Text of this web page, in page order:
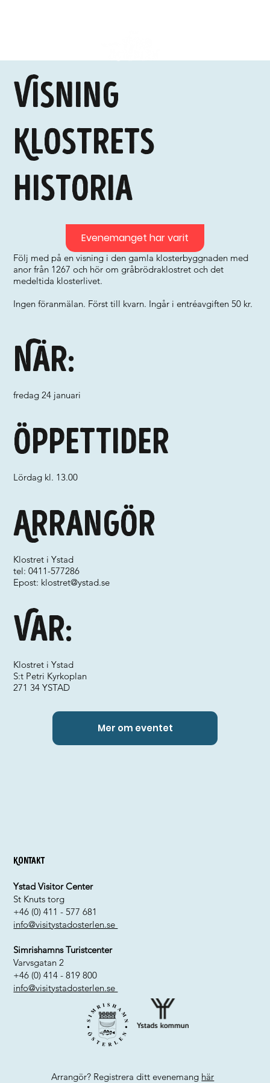
Visning
Klostrets
historia
Följ med på en visning i den gamla klosterbyggnaden med
anor från 1267 och hör om gråbrödraklostret och det
medeltida klosterlivet.
Ingen föranmälan. Först till kvarn. Ingår i entréavgiften 50 kr.
När:
fredag 24 januari
Var:
Arrangör
Klostret i Ystad
tel: 0411-577286
Epost: klostret@ystad.se
Klostret i Ystad
S:t Petri Kyrkoplan
271 34 YSTAD
Öppettider
Lördag kl. 13.00
Mer om eventet
Evenemanget har varit
Kontakt
Ystad Visitor Center
St Knuts torg
+46 (0) 411 - 577 681
info@visitystadosterlen.se
Simrishamns Turistcenter
Varvsgatan 2
+46 (0) 414 - 819 800
info@visitystadosterlen.se
Arrangör? Registrera ditt evenemang här